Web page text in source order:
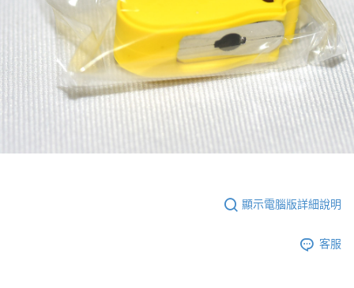
顯示電腦版詳細說明
客服